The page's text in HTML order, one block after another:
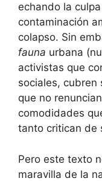
echando la
contaminación
colapso. Sin
fauna urbana
activistas que
sociales, cubren
que no
comodidades
tanto critican de
Pero este texto
maravilla de la